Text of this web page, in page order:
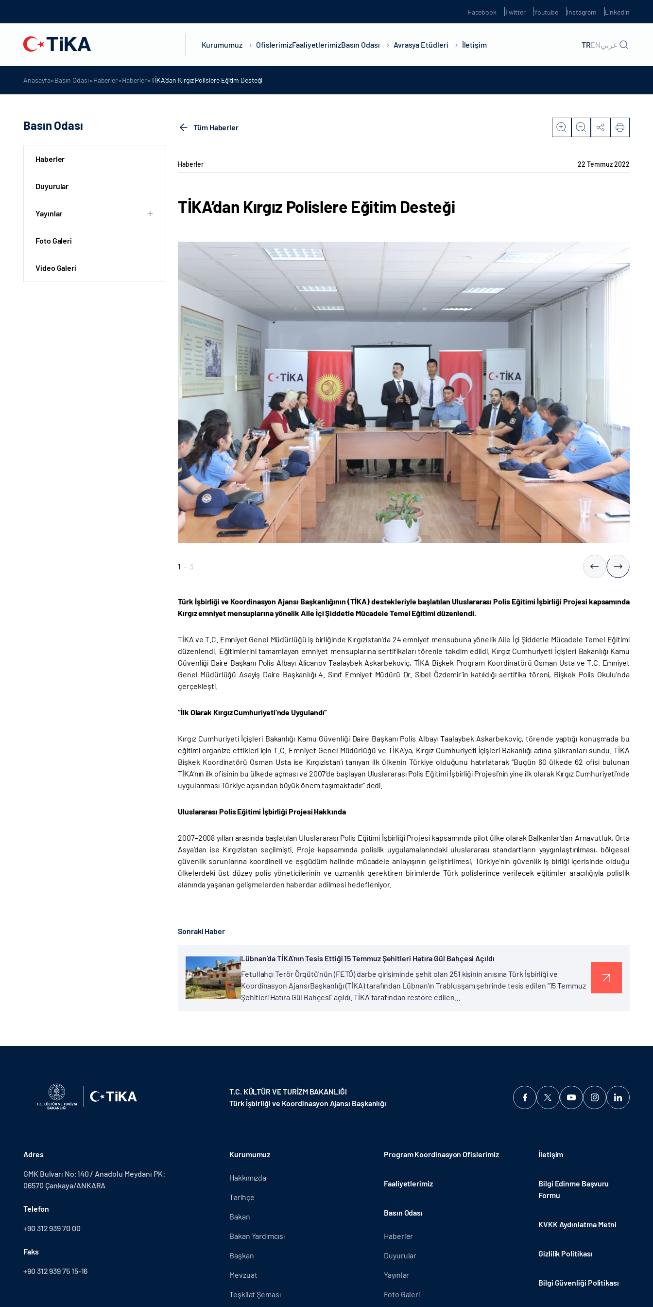
Facebook Twitter Youtube Instagram Linkedin
Kurumumuz OfislerimizFaaliyetlerimizBasın Odası Avrasya Etüdleri İletişim TRENعربي
Anasayfa»Basın Odası»Haberler»Haberler»TİKA’dan Kırgız Polislere Eğitim Desteği
Basın Odası
Haberler
Duyurular
Yayınlar
Foto Galeri
Video Galeri
Tüm Haberler
Haberler 22 Temmuz 2022
TİKA’dan Kırgız Polislere Eğitim Desteği
1 - 3
Türk İşbirliği ve Koordinasyon Ajansı Başkanlığının (TİKA) destekleriyle başlatılan Uluslararası Polis Eğitimi İşbirliği Projesi kapsamında
Kırgız emniyet mensuplarına yönelik Aile İçi Şiddetle Mücadele Temel Eğitimi düzenlendi.
TİKA ve T.C. Emniyet Genel Müdürlüğü iş birliğinde Kırgızistan'da 24 emniyet mensubuna yönelik Aile İçi Şiddetle Mücadele Temel Eğitimi
düzenlendi. Eğitimlerini tamamlayan emniyet mensuplarına sertifikaları törenle takdim edildi. Kırgız Cumhuriyeti İçişleri Bakanlığı Kamu
Güvenliği Daire Başkanı Polis Albayı Alicanov Taalaybek Askarbekoviç, TİKA Bişkek Program Koordinatörü Osman Usta ve T.C. Emniyet
Genel Müdürlüğü Asayiş Daire Başkanlığı 4. Sınıf Emniyet Müdürü Dr. Sibel Özdemir’in katıldığı sertifika töreni, Bişkek Polis Okulu’nda
gerçekleşti.
“İlk Olarak Kırgız Cumhuriyeti’nde Uygulandı”
Kırgız Cumhuriyeti İçişleri Bakanlığı Kamu Güvenliği Daire Başkanı Polis Albayı Taalaybek Askarbekoviç, törende yaptığı konuşmada bu
eğitimi organize ettikleri için T.C. Emniyet Genel Müdürlüğü ve TİKA’ya, Kırgız Cumhuriyeti İçişleri Bakanlığı adına şükranları sundu. TİKA
Bişkek Koordinatörü Osman Usta ise Kırgızistan’ı tanıyan ilk ülkenin Türkiye olduğunu hatırlatarak “Bugün 60 ülkede 62 ofisi bulunan
TİKA’nın ilk ofisinin bu ülkede açması ve 2007’de başlayan Uluslararası Polis Eğitimi İşbirliği Projesi’nin yine ilk olarak Kırgız Cumhuriyeti’nde
uygulanması Türkiye açısından büyük önem taşımaktadır” dedi.
Uluslararası Polis Eğitimi İşbirliği Projesi Hakkında
2007–2008 yılları arasında başlatılan Uluslararası Polis Eğitimi İşbirliği Projesi kapsamında pilot ülke olarak Balkanlar’dan Arnavutluk, Orta
Asya’dan ise Kırgızistan seçilmişti. Proje kapsamında polislik uygulamalarındaki uluslararası standartların yaygınlaştırılması, bölgesel
güvenlik sorunlarına koordineli ve eşgüdüm halinde mücadele anlayışının geliştirilmesi, Türkiye’nin güvenlik iş birliği içerisinde olduğu
ülkelerdeki üst düzey polis yöneticilerinin ve uzmanlık gerektiren birimlerde Türk polislerince verilecek eğitimler aracılığıyla polislik
alanında yaşanan gelişmelerden haberdar edilmesi hedefleniyor.
Sonraki Haber
Lübnan’da TİKA'nın Tesis Ettiği 15 Temmuz Şehitleri Hatıra Gül Bahçesi Açıldı
Fetullahçı Terör Örgütü'nün (FETÖ) darbe girişiminde şehit olan 251 kişinin anısına Türk İşbirliği ve
Koordinasyon Ajansı Başkanlığı (TİKA) tarafından Lübnan’ın Trablusşam şehrinde tesis edilen "15 Temmuz
Şehitleri Hatıra Gül Bahçesi" açıldı. TİKA tarafından restore edilen...
T.C. KÜLTÜR VE TURİZM BAKANLIĞI
Türk İşbirliği ve Koordinasyon Ajansı Başkanlığı
Adres
GMK Bulvarı No:140 / Anadolu Meydanı PK:
06570 Çankaya/ANKARA
Telefon
+90 312 939 70 00
Faks
+90 312 939 75 15-16
Kurumumuz
Hakkımızda
Tarihçe
Bakan
Bakan Yardımcısı
Başkan
Mevzuat
Teşkilat Şeması
Program Koordinasyon Ofislerimiz
Faaliyetlerimiz
Basın Odası
Haberler
Duyurular
Yayınlar
Foto Galeri
İletişim
Bilgi Edinme Başvuru
Formu
KVKK Aydınlatma Metni
Gizlilik Politikası
Bilgi Güvenliği Politikası